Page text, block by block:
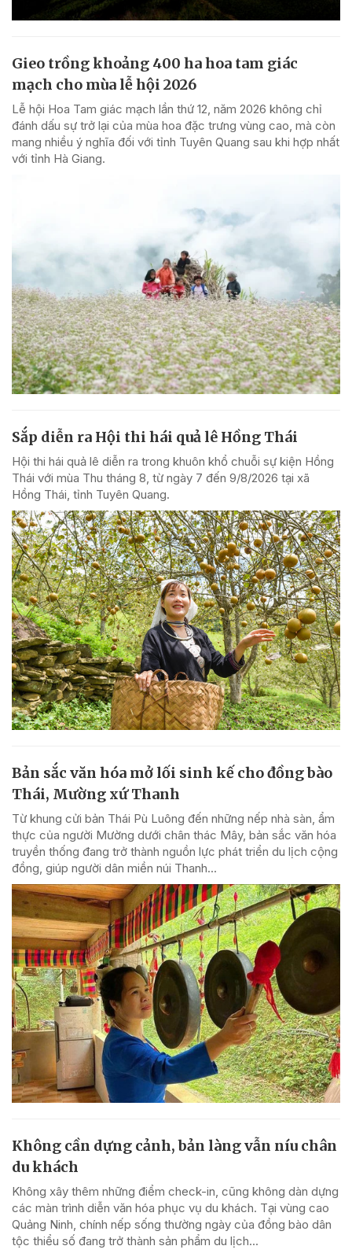
Gieo trồng khoảng 400 ha hoa tam giác
mạch cho mùa lễ hội 2026
Lễ hội Hoa Tam giác mạch lần thứ 12, năm 2026 không chỉ
đánh dấu sự trở lại của mùa hoa đặc trưng vùng cao, mà còn
mang nhiều ý nghĩa đối với tỉnh Tuyên Quang sau khi hợp nhất
với tỉnh Hà Giang.
Sắp diễn ra Hội thi hái quả lê Hồng Thái
Hội thi hái quả lê diễn ra trong khuôn khổ chuỗi sự kiện Hồng
Thái với mùa Thu tháng 8, từ ngày 7 đến 9/8/2026 tại xã
Hồng Thái, tỉnh Tuyên Quang.
Bản sắc văn hóa mở lối sinh kế cho đồng bào
Thái, Mường xứ Thanh
Từ khung cửi bản Thái Pù Luông đến những nếp nhà sàn, ẩm
thực của người Mường dưới chân thác Mây, bản sắc văn hóa
truyền thống đang trở thành nguồn lực phát triển du lịch cộng
đồng, giúp người dân miền núi Thanh...
Không cần dựng cảnh, bản làng vẫn níu chân
du khách
Không xây thêm những điểm check-in, cũng không dàn dựng
các màn trình diễn văn hóa phục vụ du khách. Tại vùng cao
Quảng Ninh, chính nếp sống thường ngày của đồng bào dân
tộc thiểu số đang trở thành sản phẩm du lịch...